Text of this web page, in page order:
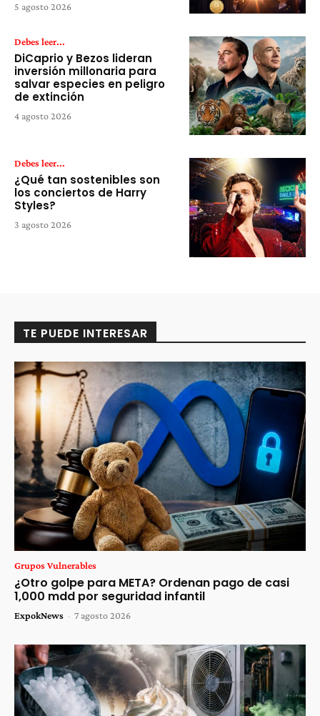
5 agosto 2026
Debes leer...
DiCaprio y Bezos lideran
inversión millonaria para
salvar especies en peligro
de extinción
4 agosto 2026
Debes leer...
¿Qué tan sostenibles son
los conciertos de Harry
Styles?
3 agosto 2026
TE PUEDE INTERESAR
Grupos Vulnerables
¿Otro golpe para META? Ordenan pago de casi
1,000 mdd por seguridad infantil
ExpokNews - 7 agosto 2026